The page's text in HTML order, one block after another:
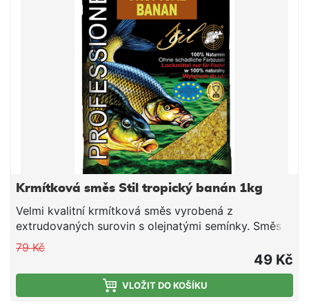
konzistence plníme do krmítek.
Krmítková směs Stil tropický banán 1kg
Velmi kvalitní krmítková směs vyrobená z
extrudovaných surovin s olejnatými semínky. Směs
je vhodná pro použití v průběhu celé sezony. Jedná
se o směs tepelně upravených obilovin a olejnatin,
doplněnou o živočišné moučky a atraktivní aroma.
Směs je ideální pro použití do krmítek, ale i do
79 Kč
49 Kč
VLOŽIT DO KOŠÍKU